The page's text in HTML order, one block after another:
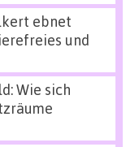
ebnet
und
Wie sich